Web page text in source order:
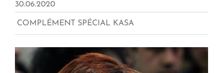
30.06.2020
COMPLÉMENT SPÉCIAL KASA